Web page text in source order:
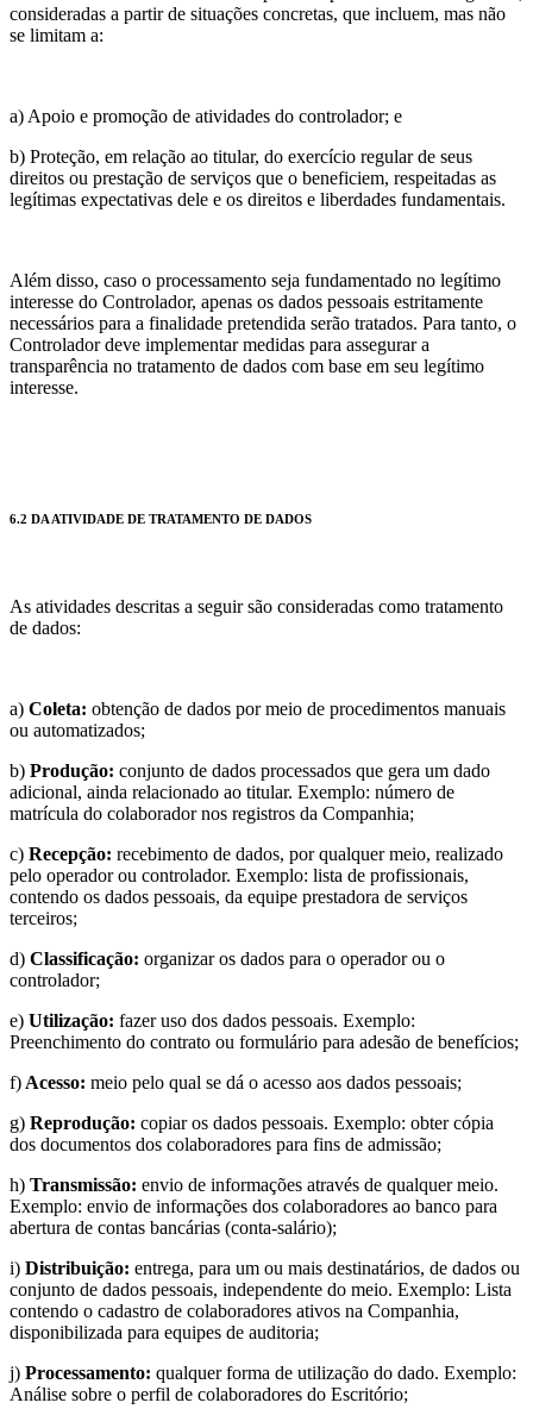
consideradas a partir de situações concretas, que incluem, mas não
se limitam a:
a) Apoio e promoção de atividades do controlador; e
b) Proteção, em relação ao titular, do exercício regular de seus
direitos ou prestação de serviços que o beneficiem, respeitadas as
legítimas expectativas dele e os direitos e liberdades fundamentais.
Além disso, caso o processamento seja fundamentado no legítimo
interesse do Controlador, apenas os dados pessoais estritamente
necessários para a finalidade pretendida serão tratados. Para tanto, o
Controlador deve implementar medidas para assegurar a
transparência no tratamento de dados com base em seu legítimo
interesse.
6.2 DA ATIVIDADE DE TRATAMENTO DE DADOS
As atividades descritas a seguir são consideradas como tratamento
de dados:
a) Coleta: obtenção de dados por meio de procedimentos manuais
ou automatizados;
b) Produção: conjunto de dados processados que gera um dado
adicional, ainda relacionado ao titular. Exemplo: número de
matrícula do colaborador nos registros da Companhia;
c) Recepção: recebimento de dados, por qualquer meio, realizado
pelo operador ou controlador. Exemplo: lista de profissionais,
contendo os dados pessoais, da equipe prestadora de serviços
terceiros;
d) Classificação: organizar os dados para o operador ou o
controlador;
e) Utilização: fazer uso dos dados pessoais. Exemplo:
Preenchimento do contrato ou formulário para adesão de benefícios;
f) Acesso: meio pelo qual se dá o acesso aos dados pessoais;
g) Reprodução: copiar os dados pessoais. Exemplo: obter cópia
dos documentos dos colaboradores para fins de admissão;
h) Transmissão: envio de informações através de qualquer meio.
Exemplo: envio de informações dos colaboradores ao banco para
abertura de contas bancárias (conta-salário);
i) Distribuição: entrega, para um ou mais destinatários, de dados ou
conjunto de dados pessoais, independente do meio. Exemplo: Lista
contendo o cadastro de colaboradores ativos na Companhia,
disponibilizada para equipes de auditoria;
j) Processamento: qualquer forma de utilização do dado. Exemplo:
Análise sobre o perfil de colaboradores do Escritório;